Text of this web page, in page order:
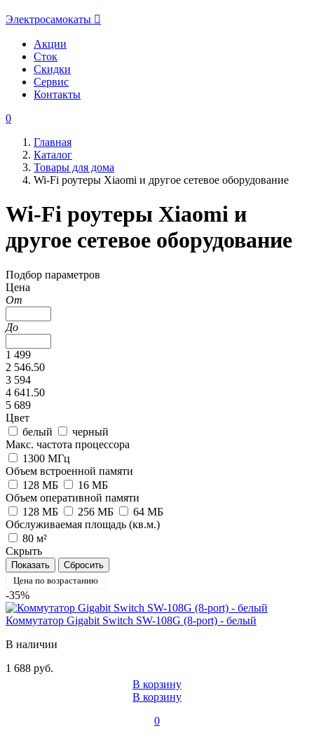
Электросамокаты
Акции
Сток
Скидки
Сервис
Контакты
0
Главная
Каталог
Товары для дома
Wi-Fi роутеры Xiaomi и другое сетевое оборудование
Wi-Fi роутеры Xiaomi и
другое сетевое оборудование
Подбор параметров
Цена
От
До
1 499
2 546.50
3 594
4 641.50
5 689
Цвет
белый
черный
Макс. частота процессора
1300 МГц
Объем встроенной памяти
128 МБ
16 MБ
Объем оперативной памяти
128 МБ
256 МБ
64 MБ
Обслуживаемая площадь (кв.м.)
80 м²
Скрыть
Цена по возрастанию
-35%
Коммутатор Gigabit Switch SW-108G (8-port) - белый
В наличии
1 688 руб.
В корзину
В корзину
0